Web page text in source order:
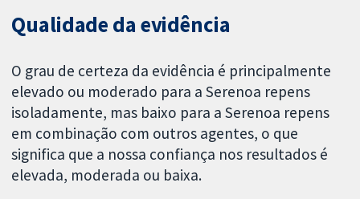
Qualidade da evidência
O grau de certeza da evidência é principalmente
elevado ou moderado para a Serenoa repens
isoladamente, mas baixo para a Serenoa repens
em combinação com outros agentes, o que
significa que a nossa confiança nos resultados é
elevada, moderada ou baixa.